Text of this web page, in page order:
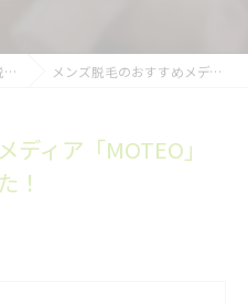
メンズ脱毛のおすすめメディア「MOTEO」にご紹介いただきました！
ディア「MOTEO」
！